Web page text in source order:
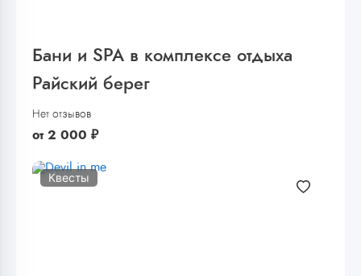
Бани и SPA в комплексе отдыха
Райский берег
Нет отзывов
от 2 000 ₽
Квесты